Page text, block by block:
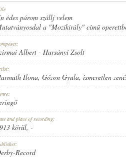
édes párom szállj velem
a "Mozikirály" című
Albert - Harsányi Zsolt
Ilona, Gózon Gyula, ismeretlen
and place of recording:
körül, -
Record